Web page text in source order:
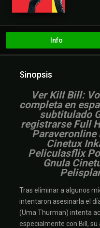
Info
Sinopsis
Ver Kill Bill:
completa en
subtitulado
registrarse Full
Paraveronline
Cinetux
Peliculasflix
Gnula
Tras eliminar a algunos
intentaron asesinarla el
(Uma Thurman) intenta
especialmente con Bill,